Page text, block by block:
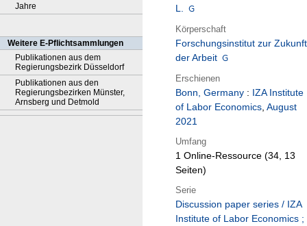
Jahre
Weitere E-Pflichtsammlungen
Publikationen aus dem
Regierungsbezirk Düsseldorf
Publikationen aus den
Regierungsbezirken Münster,
Arnsberg und Detmold
L.
Körperschaft
Forschungsinstitut zur Zukunft
der Arbeit
Erschienen
Bonn, Germany : IZA Institute
of Labor Economics, August
2021
Umfang
1 Online-Ressource (34, 13
Seiten)
Serie
Discussion paper series / IZA
Institute of Labor Economics ;